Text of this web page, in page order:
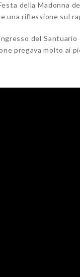
della Madonna
una riflessione sul
del
pregava molto ai